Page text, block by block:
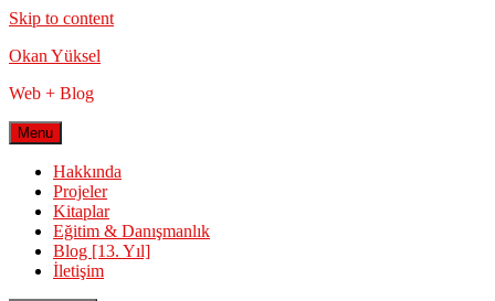
Skip to content
Okan Yüksel
Web + Blog
Menu
Hakkında
Projeler
Kitaplar
Eğitim & Danışmanlık
Blog [13. Yıl]
İletişim